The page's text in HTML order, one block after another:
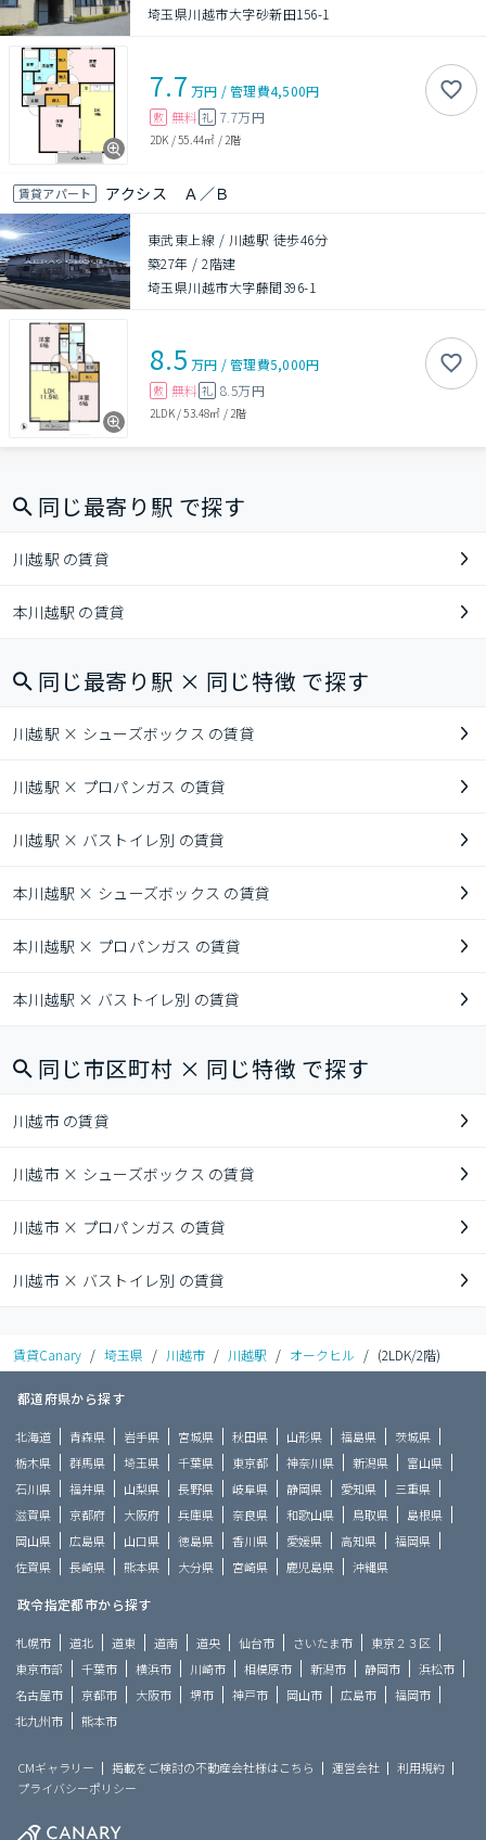
埼玉県川越市大字砂新田156-1
7.7 万円 /管理費4,500円
敷 無料 礼 7.7万円
2DK /55.44㎡ / 2階
賃貸アパート アクシス Ａ／Ｂ
東武東上線 / 川越駅 徒歩46分
築27年 /2階建
埼玉県川越市大字藤間396-1
8.5 万円 /管理費5,000円
敷 無料 礼 8.5万円
2LDK/53.48㎡ / 2階
同じ最寄り駅 で探す
川越駅 の賃貸
本川越駅 の賃貸
同じ最寄り駅 × 同じ特徴 で探す
川越駅 × シューズボックス の賃貸
川越駅 × プロパンガス の賃貸
川越駅 × バストイレ別 の賃貸
本川越駅 × シューズボックス の賃貸
本川越駅 × プロパンガス の賃貸
本川越駅 × バストイレ別 の賃貸
同じ市区町村 × 同じ特徴 で探す
川越市 の賃貸
川越市 × シューズボックス の賃貸
川越市 × プロパンガス の賃貸
川越市 × バストイレ別 の賃貸
賃貸Canary / 埼玉県 / 川越市 / 川越駅 / オークヒル / (2LDK/2階)
都道府県から探す
北海道 青森県 岩手県 宮城県 秋田県 山形県 福島県
茨城県
栃木県
群馬県 埼玉県 千葉県 東京都 神奈川県 新潟県
富山県
石川県
福井県 山梨県 長野県 岐阜県 静岡県 愛知県
三重県
滋賀県
京都府 大阪府 兵庫県 奈良県 和歌山県 鳥取県
島根県
岡山県
広島県 山口県 徳島県 香川県 愛媛県 高知県
福岡県
佐賀県
長崎県 熊本県 大分県 宮崎県 鹿児島県 沖縄県
政令指定都市から探す
札幌市 道北 道東 道南 道央 仙台市 さいたま市
東京２３区
東京市部
千葉市 横浜市 川崎市 相模原市 新潟市 静岡市
浜松市
名古屋市
京都市 大阪市 堺市 神戸市 岡山市 広島市
福岡市
北九州市
熊本市
CMギャラリー 掲載をご検討の不動産会社様はこちら 運営会社
利用規約
プライバシーポリシー